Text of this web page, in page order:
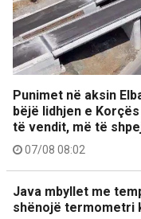
Punimet në aksin
bëjë lidhjen e
të vendit, më të
07/08 08:02
Java mbyllet me
shënojë termometri